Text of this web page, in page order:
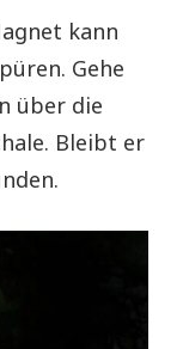
kann
Gehe
über die
Bleibt er